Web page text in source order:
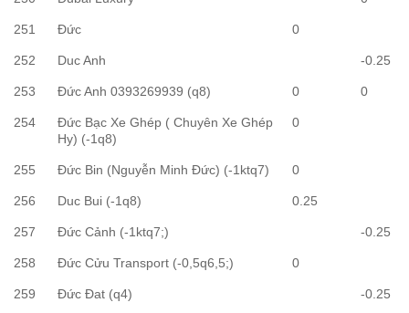
251 Đức 0
252 Duc Anh -0.25
253 Đức Anh 0393269939 (q8) 0 0
254
Đức Bạc Xe Ghép ( Chuyên Xe Ghép
Hy) (-1q8)
0
255 Đức Bin (Nguyễn Minh Đức) (-1ktq7) 0
256 Duc Bui (-1q8) 0.25
257 Đức Cảnh (-1ktq7;) -0.25
258 Đức Cửu Transport (-0,5q6,5;) 0
259 Đức Đat (q4) -0.25